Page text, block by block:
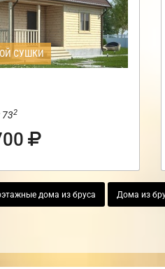
СУШКИ
2
дома из бруса Дома из